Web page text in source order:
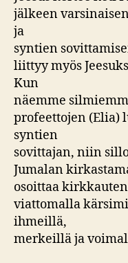
jälkeen
ja
syntien
liittyy myös
Kun
näemme
profeettojen (Elia)
syntien
sovittajan, niin
Jumalan
osoittaa
viattomalla
ihmeillä,
merkeillä ja